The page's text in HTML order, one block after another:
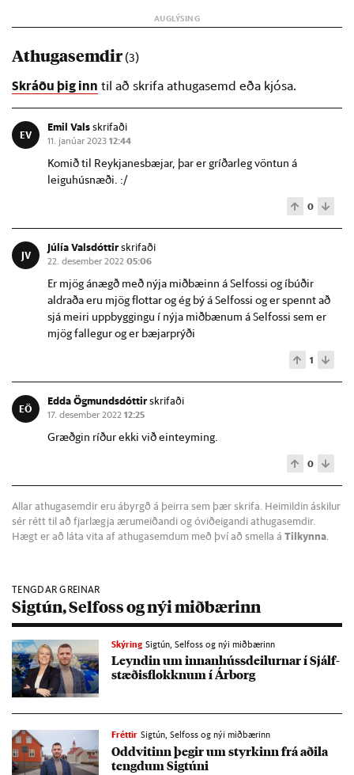
Athugasemdir(3)
Skráðu þig inn til að skrifa athugasemd eða kjósa.
EV
Emil Valsskrifaði
11. janúar 202312:44
Komið til Reykjanesbæjar, þar er gríðarleg vöntun á
leiguhúsnæði. :/
0
JV
Júlía Valsdóttirskrifaði
22. desember 2022 05:06
Er mjög ánægð með nýja miðbæinn á Selfossi og íbúðir
aldraða eru mjög flottar og ég bý á Selfossi og er spennt að
sjá meiri uppbyggingu í nýja miðbænum á Selfossi sem er
mjög fallegur og er bæjarprýði
1
EÖ
Edda Ögmundsdóttirskrifaði
17. desember 2022 12:25
Græðgin ríður ekki við einteyming.
0
Allar athugasemdir eru ábyrgð á þeirra sem þær skrifa. Heimildin áskilur
sér rétt til að fjarlægja ærumeiðandi og óviðeigandi athugasemdir.
Hægt er að láta vita af athugasemdum með því að smella á Tilkynna
TENGDAR GREINAR
Sigtún, Selfoss og nýi miðbærinn
Skýring Sigtún, Selfoss og nýi miðbærinn
Leynd­in um inn­an­húss­deil­urn­ar í Sjálf­
stæð­is­flokkn­um í Ár­borg
Fréttir Sigtún, Selfoss og nýi miðbærinn
Odd­vit­inn þeg­ir um styrk­inn frá að­ila
tengd­um Sig­túni